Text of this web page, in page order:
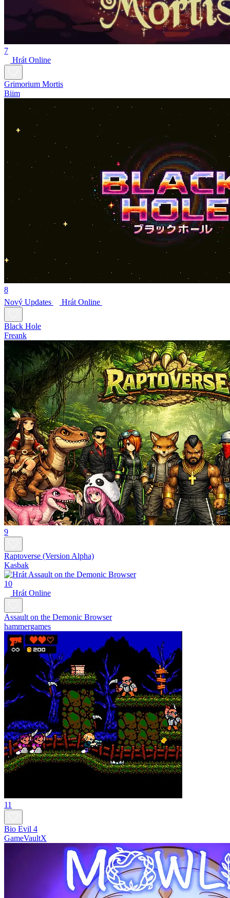
7
Hrát Online
Grimorium Mortis
Biim
8
Nový Updates Hrát Online
Black Hole
Freank
9
Raptoverse (Version Alpha)
Kasbak
10
Hrát Online
Assault on the Demonic Browser
hammergames
11
Bio Evil 4
GameVaultX